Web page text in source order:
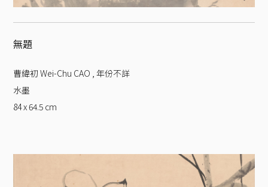
無題
曹緯初 Wei-Chu CAO 年份不詳
水墨
84 x 64.5 cm